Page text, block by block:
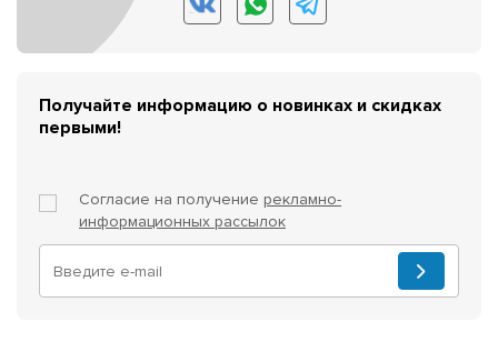
Получайте информацию о новинках и скидках
первыми!
Согласие на получение рекламно-
информационных рассылок